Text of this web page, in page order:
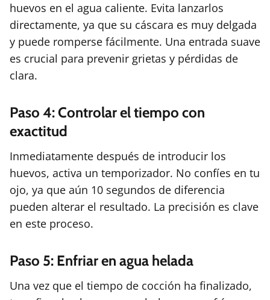
huevos en el agua caliente. Evita lanzarlos
directamente, ya que su cáscara es muy delgada
y puede romperse fácilmente. Una entrada suave
es crucial para prevenir grietas y pérdidas de
clara.
Paso 4: Controlar el tiempo con
exactitud
Inmediatamente después de introducir los
huevos, activa un temporizador. No confíes en tu
ojo, ya que aún 10 segundos de diferencia
pueden alterar el resultado. La precisión es clave
en este proceso.
Paso 5: Enfriar en agua helada
Una vez que el tiempo de cocción ha finalizado,